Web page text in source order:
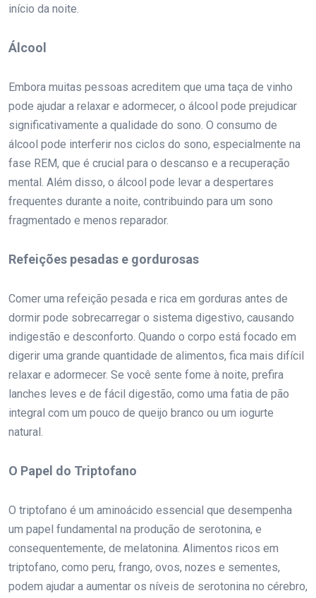
início da noite.
Álcool
Embora muitas pessoas acreditem que uma taça de vinho
pode ajudar a relaxar e adormecer, o álcool pode prejudicar
significativamente a qualidade do sono. O consumo de
álcool pode interferir nos ciclos do sono, especialmente na
fase REM, que é crucial para o descanso e a recuperação
mental. Além disso, o álcool pode levar a despertares
frequentes durante a noite, contribuindo para um sono
fragmentado e menos reparador.
Refeições pesadas e gordurosas
Comer uma refeição pesada e rica em gorduras antes de
dormir pode sobrecarregar o sistema digestivo, causando
indigestão e desconforto. Quando o corpo está focado em
digerir uma grande quantidade de alimentos, fica mais difícil
relaxar e adormecer. Se você sente fome à noite, prefira
lanches leves e de fácil digestão, como uma fatia de pão
integral com um pouco de queijo branco ou um iogurte
natural.
O Papel do Triptofano
O triptofano é um aminoácido essencial que desempenha
um papel fundamental na produção de serotonina, e
consequentemente, de melatonina. Alimentos ricos em
triptofano, como peru, frango, ovos, nozes e sementes,
podem ajudar a aumentar os níveis de serotonina no cérebro,